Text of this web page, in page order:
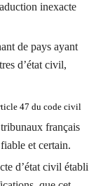
inexacte
de pays ayant
d’état civil,
47 du code civil
français
et certain.
d’état civil établi